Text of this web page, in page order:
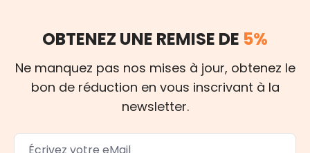
OBTENEZ UNE REMISE DE 5%
Ne manquez pas nos mises à jour, obtenez le
bon de réduction en vous inscrivant à la
newsletter.